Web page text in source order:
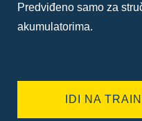
Predviđeno samo za
akumulatorima.
IDI NA